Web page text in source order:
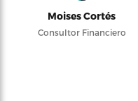
Moises Cortés
Consultor Financiero